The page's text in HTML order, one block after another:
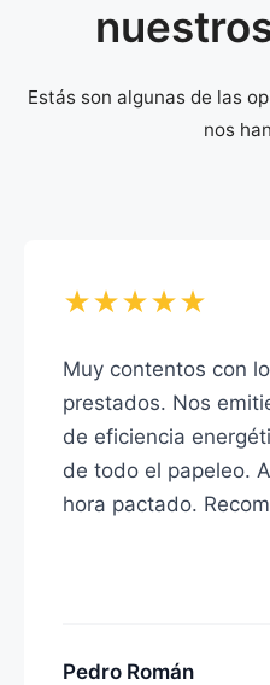
Estás son algunas de las
nos
★★★★★
Muy contentos con
prestados. Nos
de eficiencia
de todo el papeleo.
hora pactado.
Pedro Román